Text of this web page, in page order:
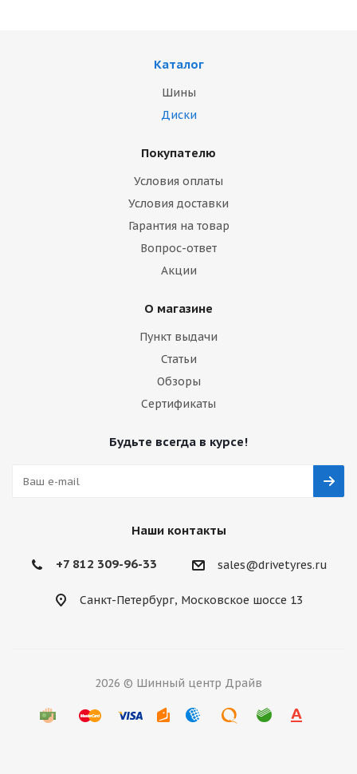
Каталог
Шины
Диски
Покупателю
Условия оплаты
Условия доставки
Гарантия на товар
Вопрос-ответ
Акции
О магазине
Пункт выдачи
Статьи
Обзоры
Сертификаты
Будьте всегда в курсе!
Наши контакты
+7 812 309-96-33 sales@drivetyres.ru
Санкт-Петербург, Московское шоссе 13
2026 © Шинный центр Драйв